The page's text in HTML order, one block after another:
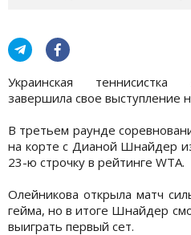
Украинская теннисистка
завершила свое выступление
В третьем раунде
на корте с Дианой Шнайдер
23-ю строчку в рейтинге WTA.
Олейникова открыла матч
гейма, но в итоге Шнайдер
выиграть первый сет.